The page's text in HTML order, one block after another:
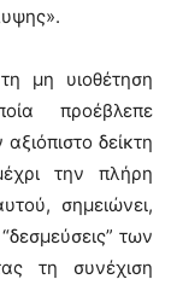
μη υιοθέτηση
προέβλεπε
δείκτη
την πλήρη
σημειώνει,
των
τη συνέχιση